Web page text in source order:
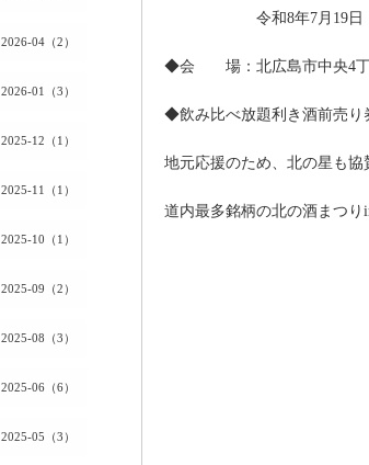
2026-04（2）
2026-01（3）
2025-12（1）
2025-11（1）
2025-10（1）
2025-09（2）
2025-08（3）
2025-06（6）
2025-05（3）
令和8年7月19日（日
◆会 場：北広島市中央4丁
◆飲み比べ放題利き酒前売り
地元応援のため、北の星も協
道内最多銘柄の北の酒まつ